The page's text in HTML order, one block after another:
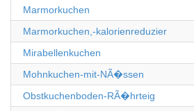
Marmorkuchen
Marmorkuchen,-kalorienreduzier
Mirabellenkuchen
Mohnkuchen-mit-NÃ�ssen
Obstkuchenboden-RÃ�hrteig